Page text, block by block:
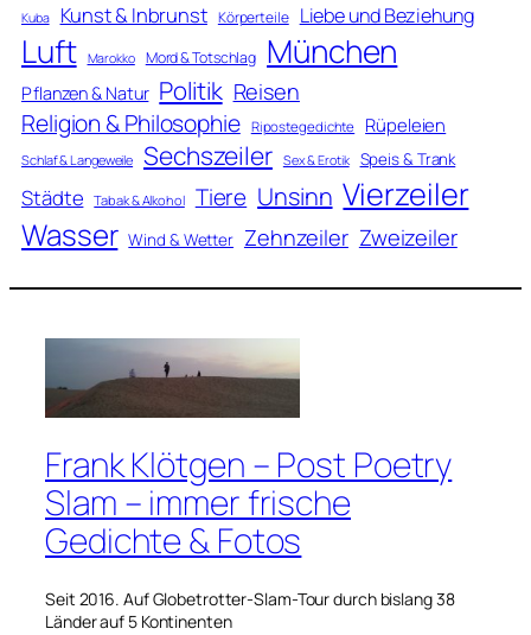
Kuba Kunst & Inbrunst Körperteile Liebe und Beziehung
Luft Marokko Mord & Totschlag München
Pflanzen & Natur Politik Reisen
Religion & Philosophie Ripostegedichte Rüpeleien
Schlaf & Langeweile Sechszeiler Sex & Erotik Speis & Trank
Städte Tabak & Alkohol Tiere Unsinn Vierzeiler
Wasser Wind & Wetter Zehnzeiler Zweizeiler
Frank Klötgen – Post Poetry
Slam – immer frische
Gedichte & Fotos
Seit 2016. Auf Globetrotter-Slam-Tour durch bislang 38
Länder auf 5 Kontinenten